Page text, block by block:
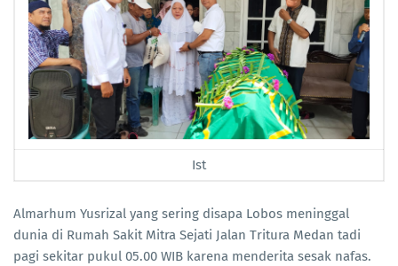
Ist
Almarhum Yusrizal yang sering disapa Lobos meninggal
dunia di Rumah Sakit Mitra Sejati Jalan Tritura Medan tadi
pagi sekitar pukul 05.00 WIB karena menderita sesak nafas.